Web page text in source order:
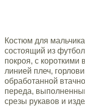
Костюм для
состоящий из
покроя, с
линией плеч,
обработанной
переда,
срезы рукавов и